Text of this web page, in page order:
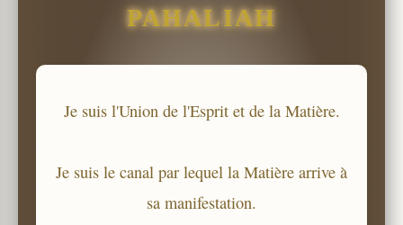
PAHALIAH
Je suis l'Union de l'Esprit et de la Matière.
Je suis le canal par lequel la Matière arrive à
sa manifestation.